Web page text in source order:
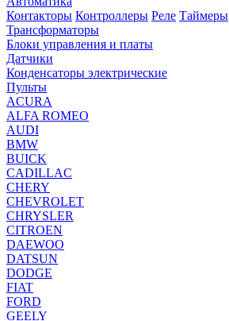
Контакторы Контроллеры Реле Таймеры
Трансформаторы
Блоки управления и платы
Датчики
Конденсаторы электрические
Пульты
ACURA
ALFA ROMEO
AUDI
BMW
BUICK
CADILLAC
CHERY
CHEVROLET
CHRYSLER
CITROEN
DAEWOO
DATSUN
DODGE
FIAT
FORD
GEELY